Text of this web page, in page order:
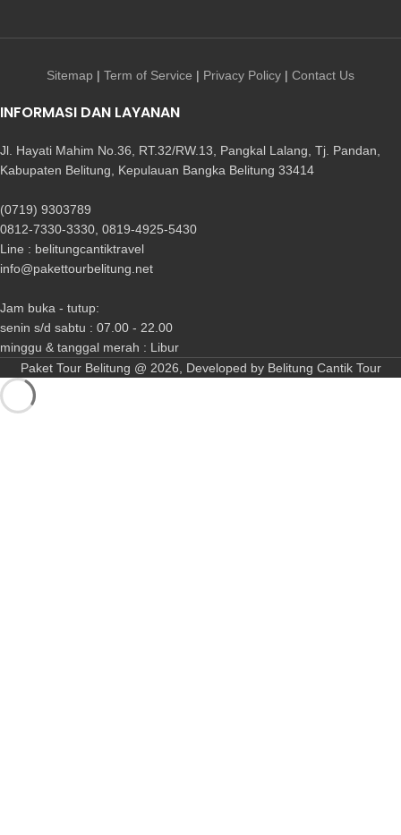
Sitemap | Term of Service | Privacy Policy | Contact Us
INFORMASI DAN LAYANAN
Jl. Hayati Mahim No.36, RT.32/RW.13, Pangkal Lalang, Tj. Pandan,
Kabupaten Belitung, Kepulauan Bangka Belitung 33414
(0719) 9303789
0812-7330-3330, 0819-4925-5430
Line : belitungcantiktravel
info@pakettourbelitung.net
Jam buka - tutup:
senin s/d sabtu : 07.00 - 22.00
minggu & tanggal merah : Libur
Paket Tour Belitung @ 2026, Developed by Belitung Cantik Tour